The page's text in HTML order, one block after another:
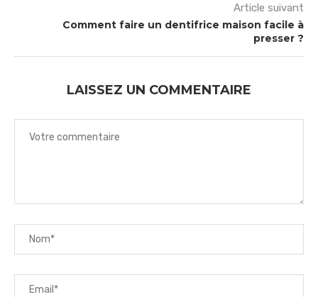
Article suivant
Comment faire un dentifrice maison facile à
presser ?
LAISSEZ UN COMMENTAIRE